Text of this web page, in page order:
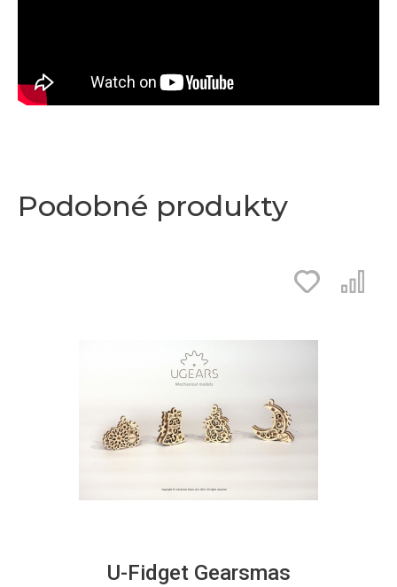
Podobné produkty
U-Fidget Gearsmas